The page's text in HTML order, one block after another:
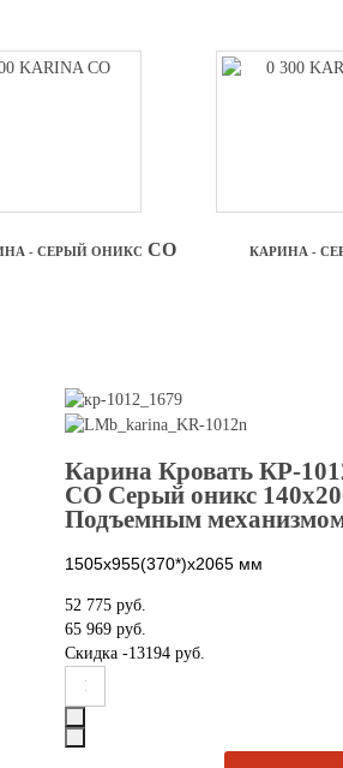
- СЕРЫЙ ОНИКС СО КАРИНА -
Карина Кровать КР-
СО Серый оникс
Подъемным
1505х955(370*)х2065 мм
52 775 руб.
65 969 руб.
Скидка -13194 руб.